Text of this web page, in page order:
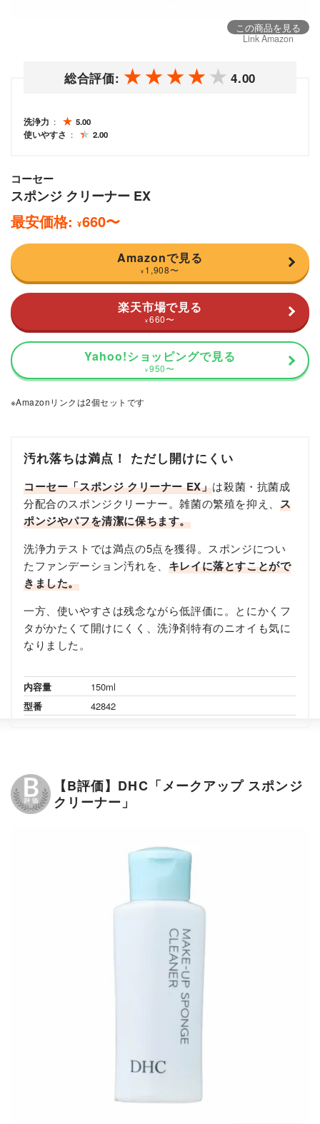
この商品を見る
Link Amazon
総合評価: 4.00
洗浄力
5.00
使いやすさ
2.00
コーセー
スポンジ クリーナー EX
最安価格: ¥660〜
Amazonで見る
¥ 1,908〜
楽天市場で見る
¥ 660〜
Yahoo!ショッピングで見る
¥ 950〜
※Amazonリンクは2個セットです
汚れ落ちは満点！ ただし開けにくい
コーセー「スポンジ クリーナー EX」は殺菌・抗菌成
分配合のスポンジクリーナー。雑菌の繁殖を抑え、 ス
ポンジやパフを清潔に保ちます。
洗浄力テストでは満点の5点を獲得。スポンジについ
たファンデーション汚れを、 キレイに落とすことがで
きました。
一方、使いやすさは残念ながら低評価に。とにかくフ
タがかたくて開けにくく、洗浄剤特有のニオイも気に
なりました。
内容量
150ml
型番
42842
【B評価】DHC「メークアップ スポンジ
クリーナー」